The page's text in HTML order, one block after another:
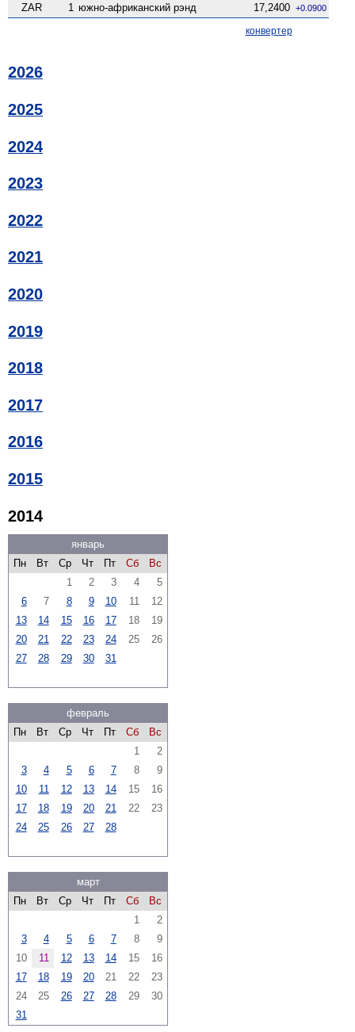
ZAR 1 южно-африканский рэнд 17,2400 +0.0900
конвертер
2026
2025
2024
2023
2022
2021
2020
2019
2018
2017
2016
2015
2014
январь
Пн
Вт Ср Чт Пт Сб
Вс
1
2 3 4
5
6
7 8 9 10 11
12
13
14 15 16 17 18
19
20
21 22 23 24 25
26
27
28 29 30 31
февраль
Пн
Вт Ср Чт Пт Сб
Вс
1
2
3
4 5 6 7 8
9
10
11 12 13 14 15
16
17
18 19 20 21 22
23
24
25 26 27 28
март
Пн
Вт Ср Чт Пт Сб
Вс
1
2
3
4 5 6 7 8
9
10
11 12 13 14 15
16
17
18 19 20 21 22
23
24
25 26 27 28 29
30
31